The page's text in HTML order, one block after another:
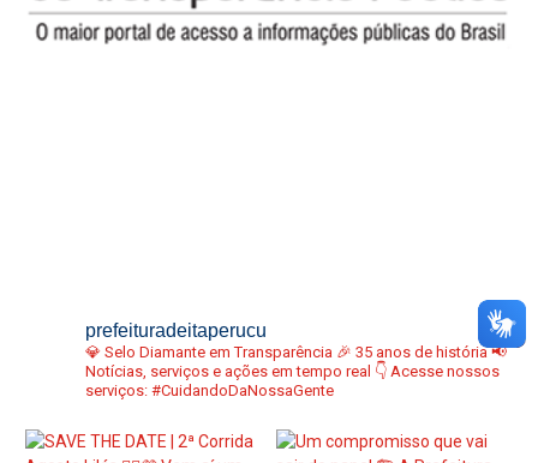
prefeituradeitaperucu
💎 Selo Diamante em Transparência 🎉 35 anos de história📢
Notícias, serviços e ações em tempo real 👇 Acesse nossos
serviços: #CuidandoDaNossaGente